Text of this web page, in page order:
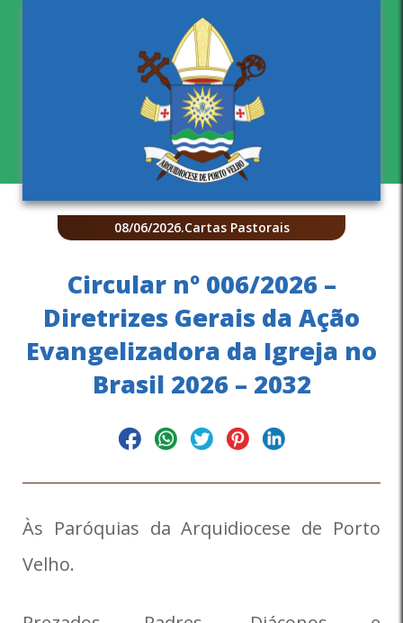
08/06/2026.Cartas Pastorais
Circular nº 006/2026 –
Diretrizes Gerais da Ação
Evangelizadora da Igreja no
Brasil 2026 – 2032
Às Paróquias da Arquidiocese de Porto
Velho.